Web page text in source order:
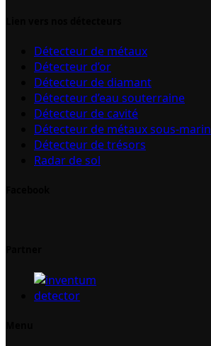
Détecteur de métaux
Détecteur d’or
Détecteur de diamant
Détecteur d’eau souterraine
Détecteur de cavité
Détecteur de métaux sous-marin
Détecteur de trésors
Radar de sol